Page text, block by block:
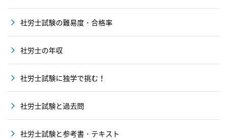
社労士試験の難易度・合格率
社労士の年収
社労士試験に独学で挑む！
社労士試験と過去問
社労士試験と参考書・テキスト